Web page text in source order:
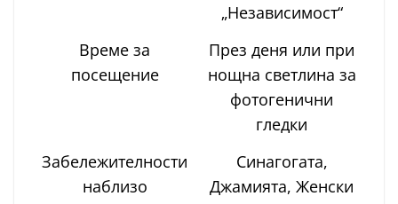
„Независимост“
Време за
посещение
През деня или при
нощна светлина за
фотогенични
гледки
Забележителности
наблизо
Синагогата,
Джамията, Женски